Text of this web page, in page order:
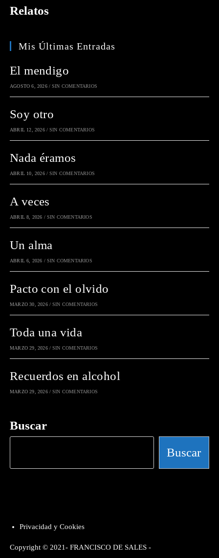
Relatos
Mis Últimas Entradas
El mendigo
AGOSTO 6, 2026 / SIN COMENTARIOS
Soy otro
ABRIL 12, 2026 / SIN COMENTARIOS
Nada éramos
ABRIL 10, 2026 / SIN COMENTARIOS
A veces
ABRIL 8, 2026 / SIN COMENTARIOS
Un alma
ABRIL 6, 2026 / SIN COMENTARIOS
Pacto con el olvido
MARZO 30, 2026 / SIN COMENTARIOS
Toda una vida
MARZO 29, 2026 / SIN COMENTARIOS
Recuerdos en alcohol
MARZO 29, 2026 / SIN COMENTARIOS
Buscar
Buscar
Privacidad y Cookies
Copyright © 2021- FRANCISCO DE SALES -